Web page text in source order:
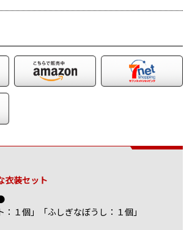
衣装セット
：１個」「ふしぎなぼうし：１個」